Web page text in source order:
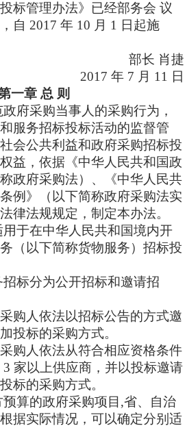
标管理办法》已经部务会 议
自 2017 年 10 月 1 日起施
部长 肖捷
2017 年 7 月 11 日
一章 总 则
府采购当事人的采购行为，
服务招标投标活动的监督管
会公共利益和政府采购招标投
益，依据《中华人民共和国政
政府采购法）、《中华人民共
例》（以下简称政府采购法实
律法规规定，制定本办法。
于在中华人民共和国境内开
（以下简称货物服务）招标投
标分为公开招标和邀请招
购人依法以招标公告的方式邀
加投标的采购方式。
购人依法从符合相应资格条件
3 家以上供应商，并以投标邀请
标的采购方式。
算的政府采购项目 ,省、自治
据实际情况，可以确定分别适